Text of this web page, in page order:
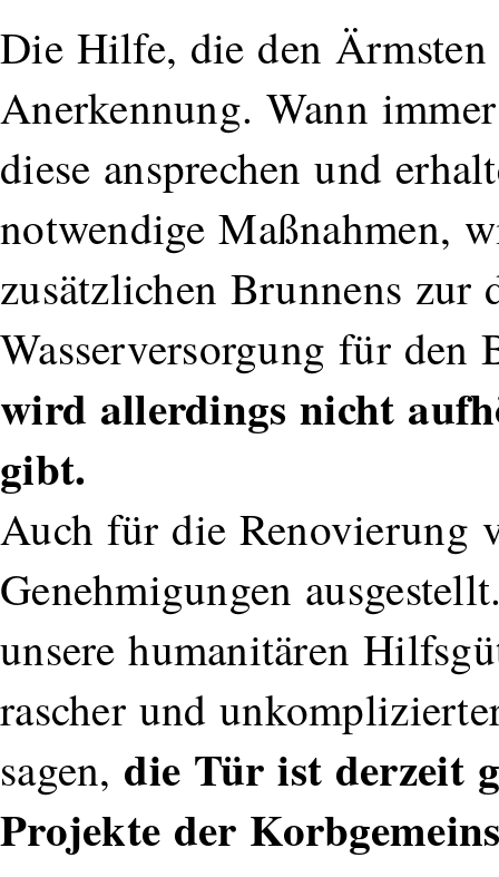
Die Hilfe, die den
Anerkennung. Wann
diese ansprechen und
notwendige Maßnahmen,
zusätzlichen Brunnens zur
Wasserversorgung für den
wird allerdings nicht
gibt.
Auch für die Renovierung
Genehmigungen
unsere humanitären
rascher und
sagen, die Tür ist derzeit
Projekte der